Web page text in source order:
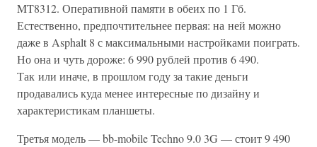
MT8312. Оперативной памяти в обеих по 1 Гб.
Естественно, предпочтительнее первая: на ней можно
даже в Asphalt 8 с максимальными настройками поиграть.
Но она и чуть дороже: 6 990 рублей против 6 490.
Так или иначе, в прошлом году за такие деньги
продавались куда менее интересные по дизайну и
характеристикам планшеты.
Третья модель — bb-mobile Techno 9.0 3G — стоит 9 490